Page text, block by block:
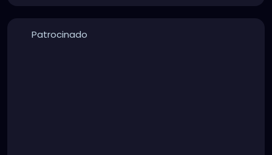
Patrocinado